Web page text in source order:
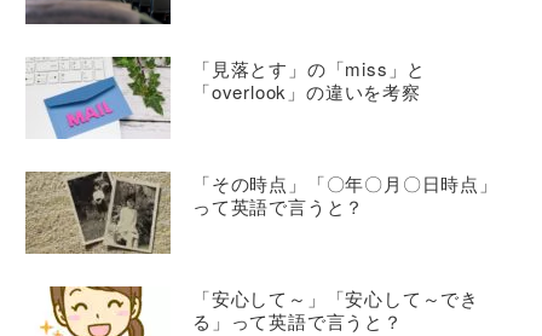
「見落とす」の「miss」と
「overlook」の違いを考察
「その時点」「〇年〇月〇日時点」
って英語で言うと？
「安心して～」「安心して～でき
る」って英語で言うと？